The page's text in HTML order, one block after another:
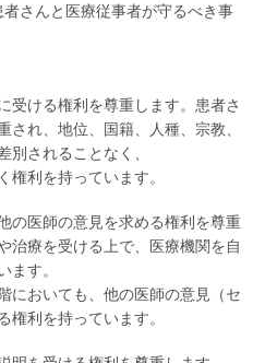
さんと医療従事者が守るべき事
受ける権利を尊重します。患者さ
され、地位、国籍、人種、宗教、
別されることなく、
権利を持っています。
の医師の意見を求める権利を尊重
治療を受ける上で、医療機関を自
ます。
においても、他の医師の意見（セ
権利を持っています。